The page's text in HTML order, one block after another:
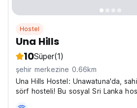
Hostel
Una Hills
10Süper(1)
şehir merkezine 0.66km
Una Hills Hostel: Unawatuna'da,
sörf hosteli! Bu sosyal Sri Lanka